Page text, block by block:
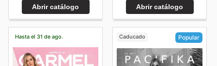
Abrir catálogo Abrir catálogo
Hasta el 31 de ago. Caducado Popular